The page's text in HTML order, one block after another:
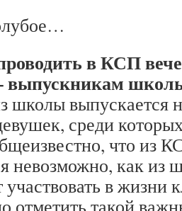
в КСП
выпускникам
школы выпускается
среди
что из
невозможно, как из
в жизни
отметить такой